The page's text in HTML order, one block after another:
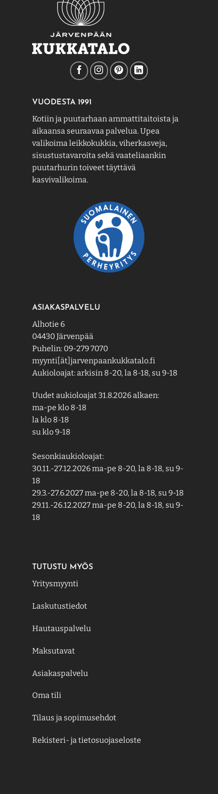
VUODESTA 1991
Kotiin ja puutarhaan ammattitaitoista ja
aikaansa seuraavaa palvelua. Upea
valikoima leikkokukkia, viherkasveja,
sisustustavaroita sekä vaateliaankin
puutarhurin toiveet täyttävä
kasvivalikoima.
ASIAKASPALVELU
Alhotie 6
04430 Järvenpää
Puhelin: 09-279 7070
myynti[ät]jarvenpaankukkatalo.fi
Aukioloajat: arkisin 8-20, la 8-18, su 9-18
Uudet aukioloajat 31.8.2026 alkaen:
ma-pe klo 8-18
la klo 8-18
su klo 9-18
Sesonkiaukioloajat:
30.11.-27.12.2026 ma-pe 8-20, la 8-18, su 9-
18
29.3.-27.6.2027 ma-pe 8-20, la 8-18, su 9-18
29.11.-26.12.2027 ma-pe 8-20, la 8-18, su 9-
18
TUTUSTU MYÖS
Yritysmyynti
Laskutustiedot
Hautauspalvelu
Maksutavat
Asiakaspalvelu
Oma tili
Tilaus ja sopimusehdot
Rekisteri- ja tietosuojaseloste